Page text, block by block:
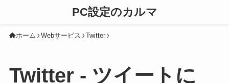
PC設定のカルマ
ホーム Webサービス Twitter
Twitter - ツイートに